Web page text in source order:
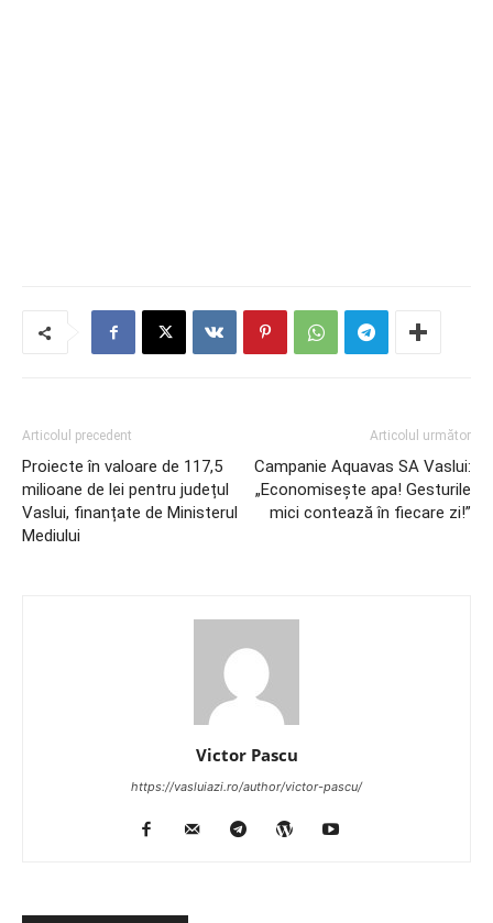
Articolul precedent
Proiecte în valoare de 117,5
milioane de lei pentru județul
Vaslui, finanțate de Ministerul
Mediului
Articolul următor
Campanie Aquavas SA Vaslui:
„Economisește apa! Gesturile
mici contează în fiecare zi!”
Victor Pascu
https://vasluiazi.ro/author/victor-pascu/